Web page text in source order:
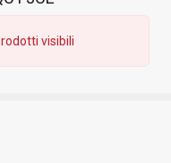
visibili